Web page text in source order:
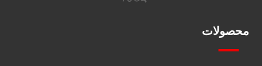
محصولات